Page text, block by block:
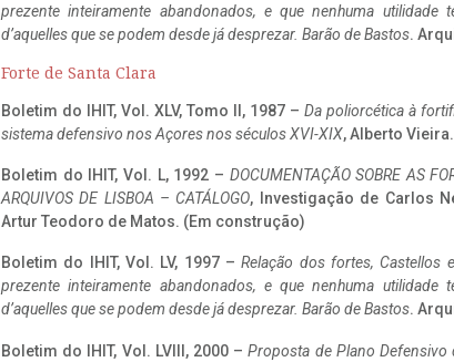
prezente inteiramente abandonados, e que nenhuma
d’aquelles que se podem desde já desprezar. Barão de Bastos.
Forte de Santa Clara
Boletim do IHIT, Vol. XLV, Tomo II, 1987 – Da poliorcética à
sistema defensivo nos Açores nos séculos XVI-XIX, Alberto
Boletim do IHIT, Vol. L, 1992 – DOCUMENTAÇÃO SOBRE AS
ARQUIVOS DE LISBOA – CATÁLOGO, Investigação de Carlos
Artur Teodoro de Matos. (Em construção)
Boletim do IHIT, Vol. LV, 1997 –Relação dos fortes, Castellos
prezente inteiramente abandonados, e que nenhuma
d’aquelles que se podem desde já desprezar. Barão de Bastos.
Boletim do IHIT, Vol. LVIII, 2000 –Proposta de Plano Defensivo